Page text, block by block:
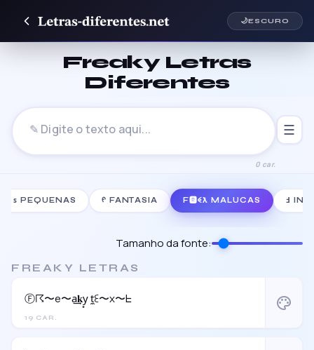
🌙ESCURO
Freaky Letras
Diferentes
0 car.
☰
ꜱ PEQUENAS ᠻ FANTASIA F🆁ꈼƛ MALUCAS Ⅎ
Tamanho da fonte:
FREAKY LETRAS
19 CAR.
Ⓕ☈〜e〜a͢𝐤y͙ t̼ꏂ〜x〜ᖶ palette